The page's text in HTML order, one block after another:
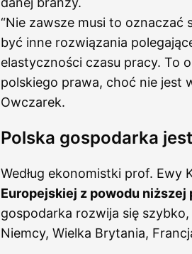
“Nie zawsze musi to oznaczać
być inne rozwiązania
elastyczności czasu pracy. To
polskiego prawa, choć nie jest
Owczarek.
Polska gospodarka
Według ekonomistki prof. Ewy
Europejskiej z powodu
gospodarka rozwija się
Niemcy, Wielka Brytania,